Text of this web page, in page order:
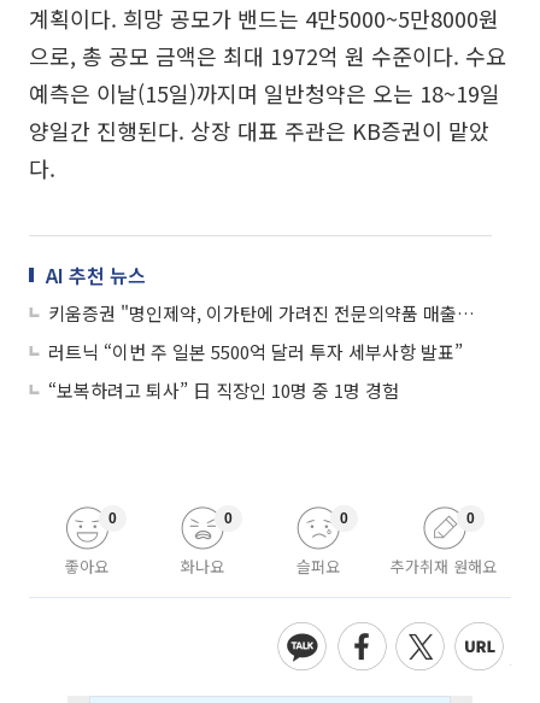
계획이다. 희망 공모가 밴드는 4만5000~5만8000원
으로, 총 공모 금액은 최대 1972억 원 수준이다. 수요
예측은 이날(15일)까지며 일반청약은 오는 18~19일
양일간 진행된다. 상장 대표 주관은 KB증권이 맡았
다.
AI 추천 뉴스
키움증권 "명인제약, 이가탄에 가려진 전문의약품 매출…영업이익률 34%"
러트닉 “이번 주 일본 5500억 달러 투자 세부사항 발표”
“보복하려고 퇴사” 日 직장인 10명 중 1명 경험
좋아요
0
화나요
0
슬퍼요
0
추가취재 원해요
0